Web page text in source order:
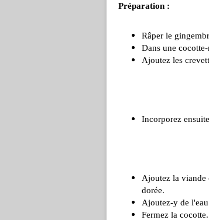
Préparation :
Râper le
Dans une
Ajoutez les
Incorporez
Ajoutez la viande
dorée.
Ajoutez-y de
Fermez la cocotte.